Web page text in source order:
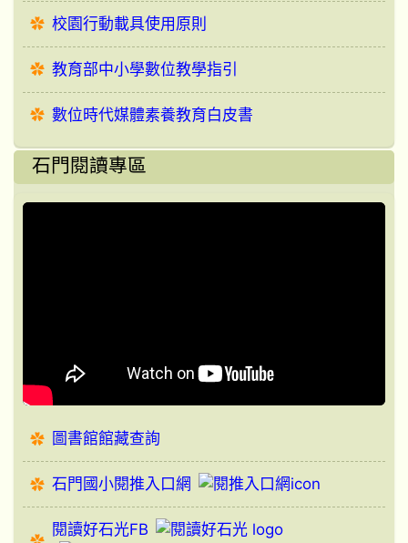
校園行動載具使用原則
教育部中小學數位教學指引
數位時代媒體素養教育白皮書
石門閱讀專區
圖書館館藏查詢
石門國小閱推入口網
閱讀好石光FB